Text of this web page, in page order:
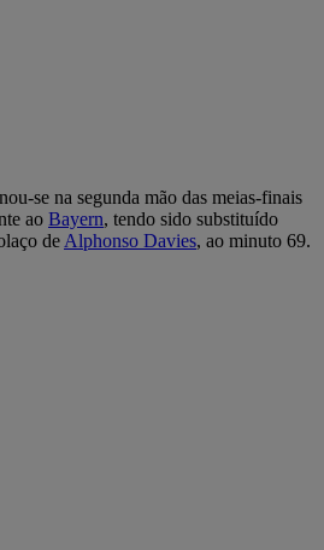
se na segunda mão das meias-finais
ao Bayern, tendo sido substituído
de Alphonso Davies, ao minuto 69.